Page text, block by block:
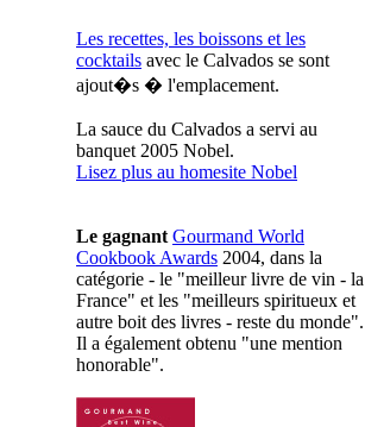
Les recettes, les boissons et les
cocktails avec le Calvados se sont
ajout�s � l'emplacement.
La sauce du Calvados a servi au
banquet 2005 Nobel.
Lisez plus au homesite Nobel
Le gagnant Gourmand World
Cookbook Awards 2004, dans la
catégorie - le "meilleur livre de vin - la
France" et les "meilleurs spiritueux et
autre boit des livres - reste du monde".
Il a également obtenu "une mention
honorable".